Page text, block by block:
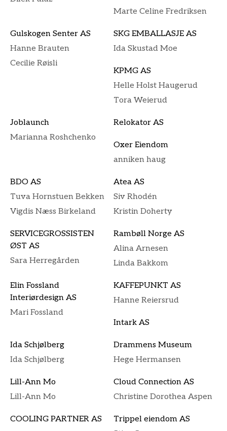
Marte Celine Fredriksen
Gulskogen Senter AS
Hanne Brauten
Cecilie Røisli
SKG EMBALLASJE AS
Ida Skustad Moe
KPMG AS
Helle Holst Haugerud
Tora Weierud
Joblaunch
Marianna Roshchenko
Relokator AS
Oxer Eiendom
anniken haug
BDO AS
Tuva Hornstuen Bekken
Vigdis Næss Birkeland
Atea AS
Siv Rhodén
Kristin Doherty
SERVICEGROSSISTEN
ØST AS
Sara Herregården
Rambøll Norge AS
Alina Arnesen
Linda Bakkom
Elin Fossland
Interiørdesign AS
Mari Fossland
KAFFEPUNKT AS
Hanne Reiersrud
Intark AS
Ida Schjølberg
Ida Schjølberg
Drammens Museum
Hege Hermansen
Lill-Ann Mo
Lill-Ann Mo
Cloud Connection AS
Christine Dorothea Aspen
COOLING PARTNER AS
Trippel eiendom AS